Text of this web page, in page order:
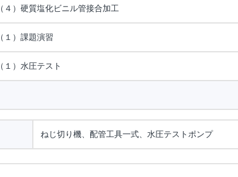
（４）硬質塩化ビニル管接合加工
（１）課題演習
（１）水圧テスト
ねじ切り機、配管工具一式、水圧テストポンプ